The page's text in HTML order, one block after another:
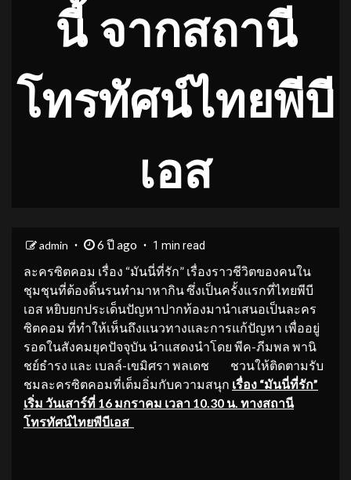
นี้ จากสถานี
โทรทัศน์ไทยพีบี
เอส
admin 6 ปี ago 1 min read
ละครซิตคอม เรื่อง “มันนี่ที่รัก” เรื่องราวชีวิตของคนใน
ชุมชุนที่ต้องดิ้นรนทำมาหากิน ซึ่งเป็นครั้งแรกที่ไทยพีบี
เอส หยิบยกประเด็นปัญหาปากท้องมานำเสนอเป็นละคร
ซิตคอม ที่ทำให้เห็นถึงแนวทางและการแก้ปัญหา เพื่ออยู่
รอดในสังคมยุคปัจจุบัน นำแสดงนำโดย พีค-ภีมพล พานิ
ชย์ธำรง และ เบลล์-เขมิศรา พลเดช ชวนให้ติดตามรับ
ชมละครซิตคอมที่เต็มอิ่มกับความสนุก เรื่อง “มันนี่ที่รัก”
เริ่ม วันเสาร์ที่ 16 มกราคม เวลา 10.30 น. ทางสถานี
โทรทัศน์ไทยพีบีเอส